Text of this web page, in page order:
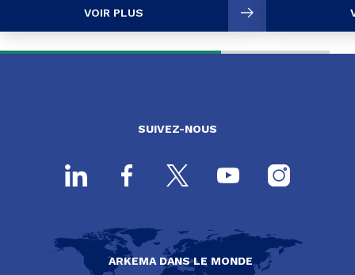
VOIR PLUS
SUIVEZ-NOUS
ARKEMA DANS LE MONDE